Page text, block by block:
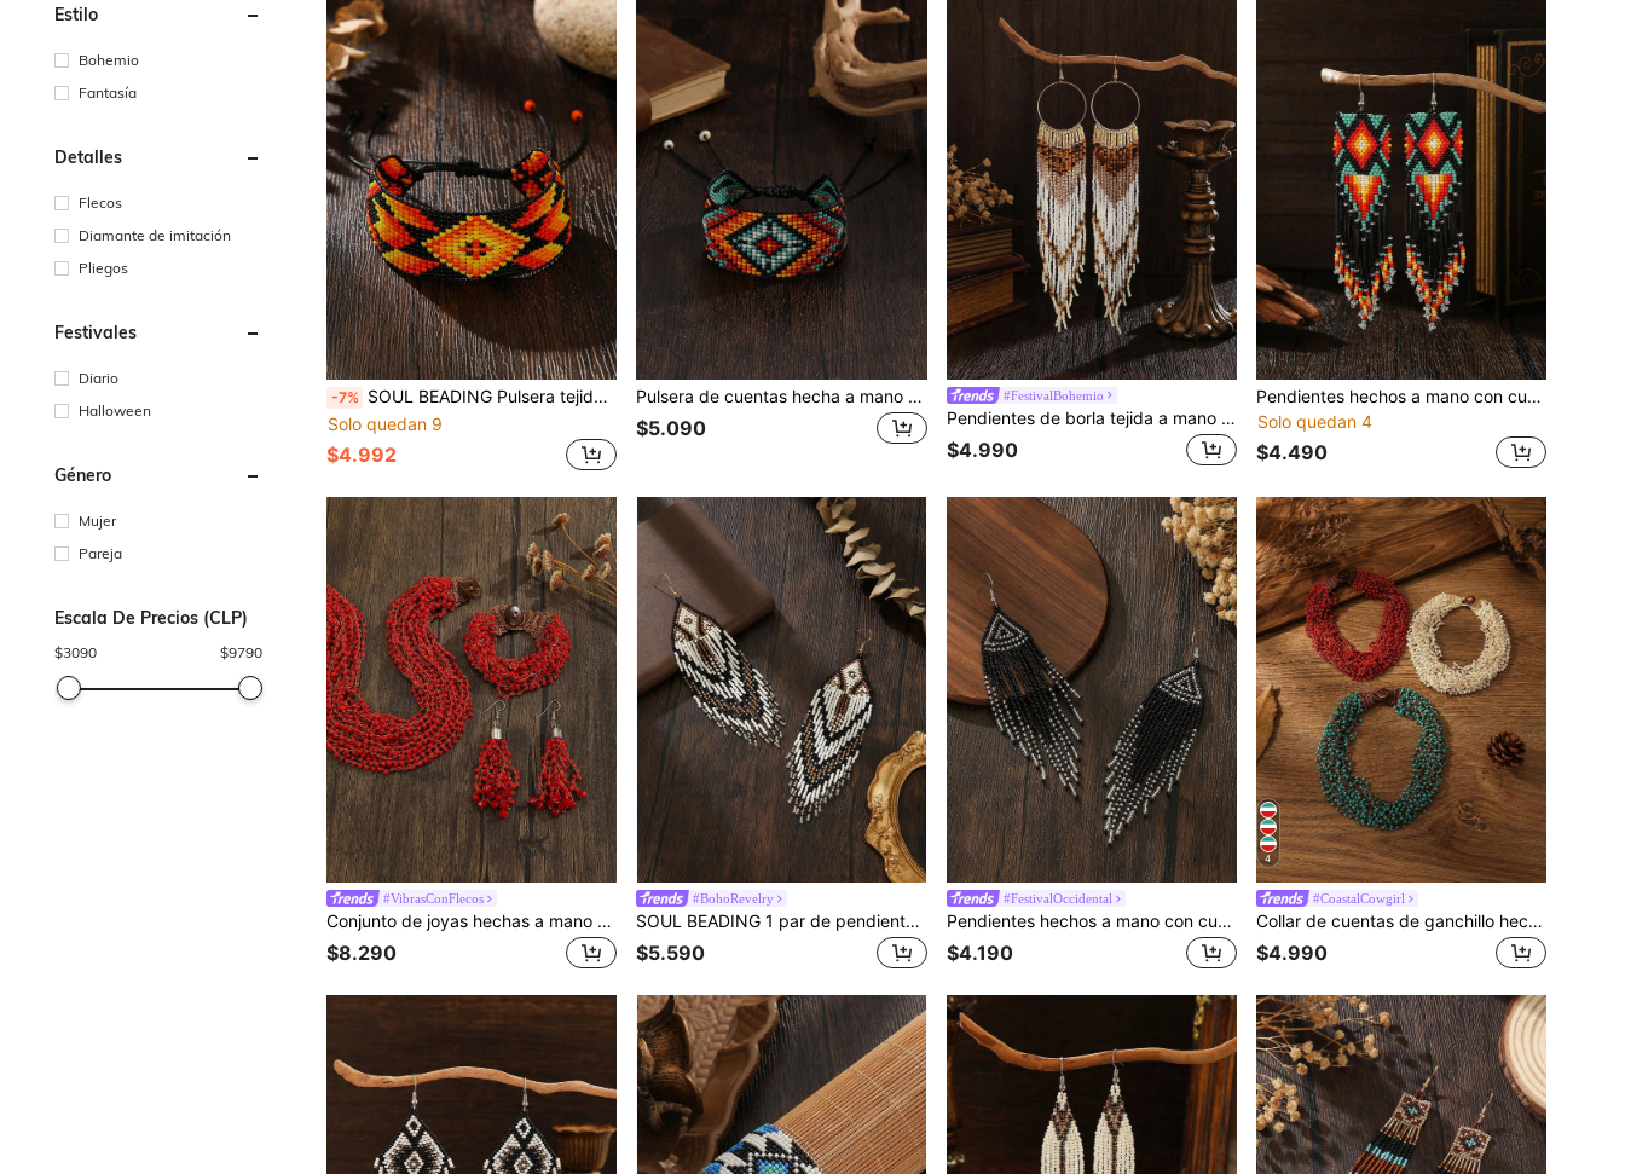
Estilo
Bohemio
Fantasía
Detalles
Flecos
Diamante de imitación
Pliegos
Festivales
Diario
Halloween
Género
Mujer
Pareja
Escala De Precios (CLP)
$3090 $9790
-7% SOUL BEADING Pulsera tejida a mano con patrón de sol en tonos cálidos de atardecer, tejido plano, estilo bohemio vintage, color-block vibrante, versátil
Solo quedan 9
$4.992
Pulsera de cuentas hecha a mano multicolor en capas, pulsera de estilo bohemio azul y colorida, pulsera de moda vintage de varias capas para mujer, pulsera personalizada exagerada, longitud ajustable, versátil para uso diario, vacaciones, fiesta, opción de regalo para días festivos
$5.090
#FestivalBohemio
Pendientes de borla tejida a mano con caída en el hombro, pendientes de borla de estilo bohemio vintage con estampado de leopardo en contraste blanco y negro, diseño de borla con cuentas de semilla negras y blancas con cuentas de semilla doradas, gancho de oreja de metal dorado, pendientes exagerados de moda para mujer, adecuados para uso diario, fiesta de vacaciones, versátiles, para todas las estaciones, regalo de vacaciones
$4.990
Pendientes hechos a mano con cuentas, estilo bohemio, nuevos lanzamientos de primavera/verano, pendientes con borlas de colores contrastantes con patrón geométrico asimétrico, esquema de color retro, versátil para uso diario, vacaciones, fiestas, accesorio de moda para mujer, regalo ideal para días festivos, Acción de Gracias, San Valentín, Día de la Madre, Amistad
Solo quedan 4
$4.490
#VibrasConFlecos
Conjunto de joyas hechas a mano a ganchillo con cuentas, conjunto de joyas con estilo bohemio, pulsera, collar y pendientes de unicolor rojo, blanco y verde, de 3 piezas, nueva moda para primavera/verano, versátil todo el año, regalo para mujer, opción para días festivos
$8.290
#BohoRevelry
SOUL BEADING 1 par de pendientes geométricos de estilo bohemio hechos a mano con cuentas y borlas degradadas, versátiles para uso diario, excelente regalo para amigos
$5.590
#FestivalOccidental
Pendientes hechos a mano con cuentas - Pendientes estilo bohemio, pendientes colgantes con flecos vintage en negro, blanco y gris, nuevos para primavera/verano, pendientes clásicos versátiles en negro, ligeros y para uso diario, a juego para vacaciones, pendientes de moda con flecos para mujeres, gran regalo para Acción de Gracias, Día de la Madre, San Valentín, amistad
$4.190
4
#CoastalCowgirl
Collar de cuentas de ganchillo hecho a mano, estilo bohemio, europeo y americano
$4.990